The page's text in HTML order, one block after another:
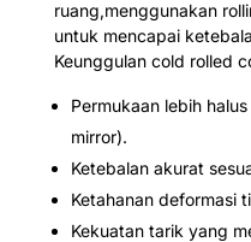
ruang,menggunakan
untuk mencapai
Keunggulan cold rolled
Permukaan lebih
mirror).
Ketebalan akurat
Ketahanan deformasi
Kekuatan tarik yang